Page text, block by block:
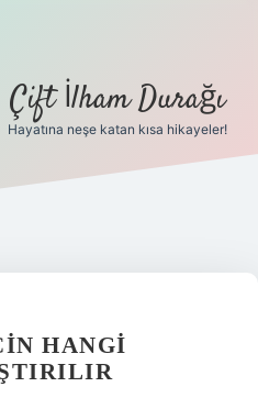
Çift İlham Durağı
Hayatına neşe katan kısa hikayeler!
HANGI